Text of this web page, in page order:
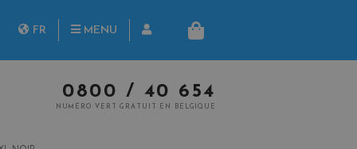
FR MENU
PANIER
0800 / 40 654
NUMÉRO VERT GRATUIT EN BELGIQUE